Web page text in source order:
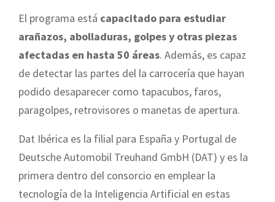
El programa está capacitado para estudiar
arañazos, abolladuras, golpes y otras piezas
afectadas en hasta 50 áreas. Además, es capaz
de detectar las partes del la carrocería que hayan
podido desaparecer como tapacubos, faros,
paragolpes, retrovisores o manetas de apertura.
Dat Ibérica es la filial para España y Portugal de
Deutsche Automobil Treuhand GmbH (DAT) y es la
primera dentro del consorcio en emplear la
tecnología de la Inteligencia Artificial en estas